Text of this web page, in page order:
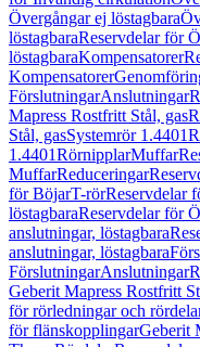
Övergångar ej löstagbara
löstagbaraReservdelar för
löstagbaraKompensatorer
Kompensatorer
FörslutningarAnslutningar
Mapress Rostfritt Stål, gas
Stål, gasSystemrör 1.4401
1.4401RörnipplarMuffar
MuffarReduceringar
för BöjarT-rörReservdelar
löstagbaraReservdelar för
anslutningar, löstagbara
anslutningar, löstagbara
FörslutningarAnslutningar
Geberit Mapress Rostfritt
för rörledningar och
för flänskopplingarGeberit